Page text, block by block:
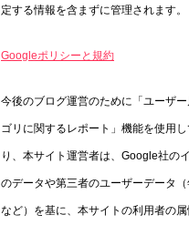
定する情報を含まずに管理されます。
Googleポリシーと規約
今後のブログ運営のために「ユーザ
ゴリに関するレポート」機能を使用
り、本サイト運営者は、Google社の
のデータや第三者のユーザーデータ
など）を基に、本サイトの利用者の